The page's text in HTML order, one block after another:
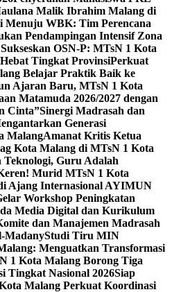
Malik Ibrahim Malang di
Menuju WBK: Tim Perencana
Pendampingan Intensif Zona
OSN-P: MTsN 1 Kota
Tingkat ProvinsiPerkuat
Belajar Praktik Baik ke
Ajaran Baru, MTsN 1 Kota
Matamuda 2026/2027 dengan
Cinta”Sinergi Madrasah dan
Generasi
MalangAmanat Kritis Ketua
Kota Malang di MTsN 1 Kota
Teknologi, Guru Adalah
Murid MTsN 1 Kota
Ajang Internasional AYIMUN
Workshop Peningkatan
Media Digital dan Kurikulum
dan Manajemen Madrasah
MadanyStudi Tiru MIN
Menguatkan Transformasi
1 Kota Malang Borong Tiga
Tingkat Nasional 2026Siap
Malang Perkuat Koordinasi